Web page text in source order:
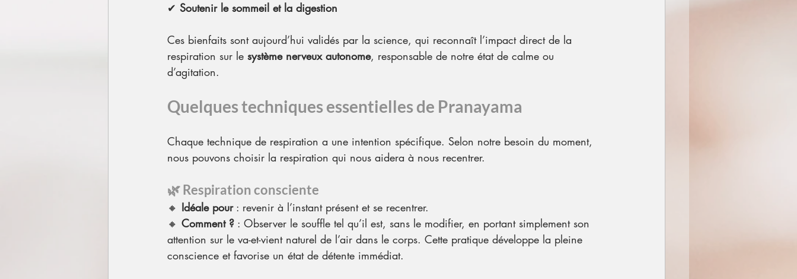
✔ Soutenir le sommeil et la digestion
Ces bienfaits sont aujourd’hui validés par la science, qui reconnaît l’impact direct de la
respiration sur le système nerveux autonome, responsable de notre état de calme ou
d’agitation.
Quelques techniques essentielles de Pranayama
Chaque technique de respiration a une intention spécifique. Selon notre besoin du moment,
nous pouvons choisir la respiration qui nous aidera à nous recentrer.
🌿 Respiration consciente
🔸 Idéale pour : revenir à l’instant présent et se recentrer.
🔸 Comment ? : Observer le souffle tel qu’il est, sans le modifier, en portant simplement son
attention sur le va-et-vient naturel de l’air dans le corps. Cette pratique développe la pleine
conscience et favorise un état de détente immédiat.